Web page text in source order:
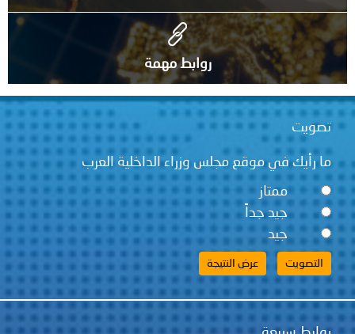
روابط مهمة
تصويت
ما رأيك في موقع مجلس وزراء الداخلية العرب
ممتاز
جيد جداً
جيد